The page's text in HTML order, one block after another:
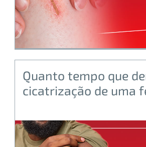
Quanto tempo que
cicatrização de uma